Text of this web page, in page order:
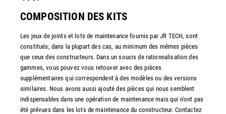
COMPOSITION DES KITS
Les jeux de joints et lots de maintenance fournis par JR TECH, sont
constitués, dans la plupart des cas, au minimum des mêmes pièces
que ceux des constructeurs. Dans un soucis de rationnalisation des
gammes, vous pouvez vous retouver avec des pièces
supplémentaires qui correspondent à des modèles ou des versions
similaires. Nous avons aussi ajouté des pièces qui nous semblent
indispensables dans une opération de maintenance mais qui n'ont pas
été prévues dans les lots de maintenance du constructeur. Contactez